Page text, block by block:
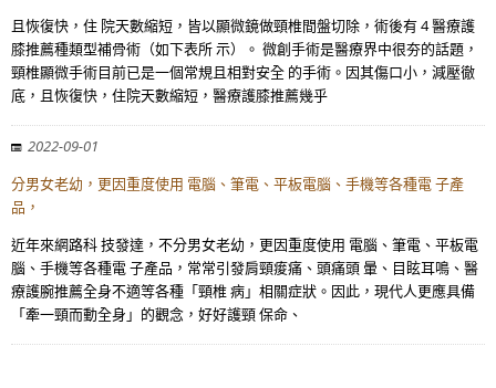
且恢復快，住 院天數縮短，皆以顯微鏡做頸椎間盤切除，術後有 4 醫療護
膝推薦種類型補骨術（如下表所 示）。 微創手術是醫療界中很夯的話題，
頸椎顯微手術目前已是一個常規且相對安全 的手術。因其傷口小，減壓徹
底，且恢復快，住院天數縮短，醫療護膝推薦幾乎
2022-09-01
分男女老幼，更因重度使用 電腦、筆電、平板電腦、手機等各種電 子產
品，
近年來網路科 技發達，不分男女老幼，更因重度使用 電腦、筆電、平板電
腦、手機等各種電 子產品，常常引發肩頸痠痛、頭痛頭 暈、目眩耳鳴、醫
療護腕推薦全身不適等各種「頸椎 病」相關症狀。因此，現代人更應具備
「牽一頸而動全身」的觀念，好好護頸 保命、